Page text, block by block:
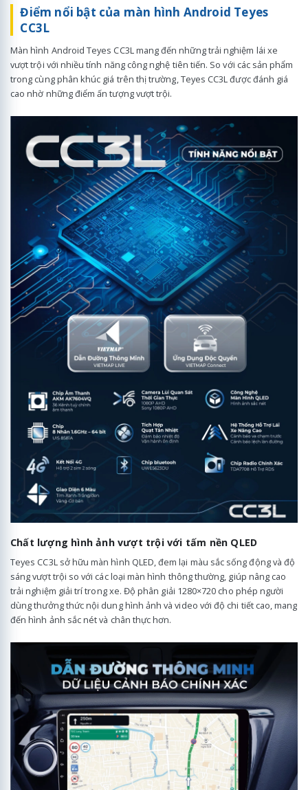
Điểm nổi bật của màn hình Android Teyes
CC3L
Màn hình Android Teyes CC3L mang đến những trải nghiệm lái xe
vượt trội với nhiều tính năng công nghệ tiên tiến. So với các sản phẩm
trong cùng phân khúc giá trên thị trường, Teyes CC3L được đánh giá
cao nhờ những điểm ấn tượng vượt trội.
Chất lượng hình ảnh vượt trội với tấm nền QLED
Teyes CC3L sở hữu màn hình QLED, đem lại màu sắc sống động và độ
sáng vượt trội so với các loại màn hình thông thường, giúp nâng cao
trải nghiệm giải trí trong xe. Độ phân giải 1280×720 cho phép người
dùng thưởng thức nội dung hình ảnh và video với độ chi tiết cao, mang
đến hình ảnh sắc nét và chân thực hơn.